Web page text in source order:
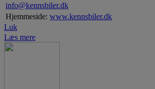
info@kennsbiler.dk
Hjemmeside: www.kennsbiler.dk
Luk
Læs mere